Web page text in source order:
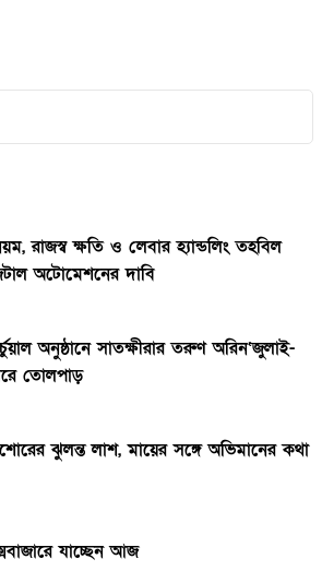
রাজস্ব ক্ষতি ও লেবার হ্যান্ডলিং তহবিল
অটোমেশনের দাবি
অনুষ্ঠানে সাতক্ষীরার তরুণ অরিন‘জুলাই-
তোলপাড়
ঝুলন্ত লাশ, মায়ের সঙ্গে অভিমানের কথা
যাচ্ছেন আজ